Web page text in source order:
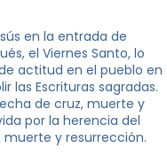
en la entrada de
el Viernes Santo, lo
actitud en el pueblo en
las Escrituras sagradas.
de cruz, muerte y
por la herencia del
y resurrección.